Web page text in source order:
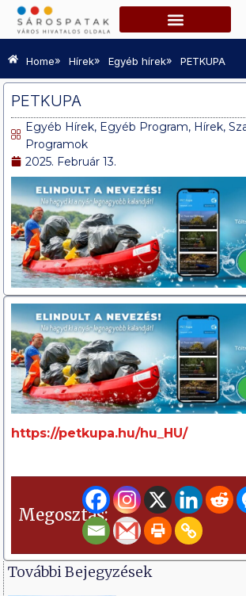
Home» Hírek» Egyéb hírek» PETKUPA
PETKUPA
Egyéb Hírek, Egyéb Program, Hírek,
Programok
2025. Február 13.
https://petkupa.hu/hu_HU/
Megosztás:
További Bejegyzések